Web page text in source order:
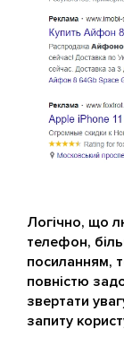
Логічно, що
телефон,
посиланням,
повністю
звертати
запиту